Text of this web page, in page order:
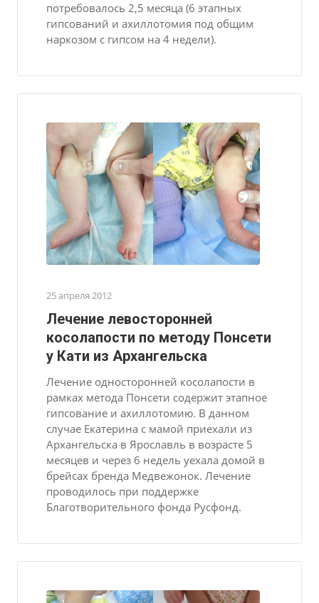
потребовалось 2,5 месяца (6 этапных
гипсований и ахиллотомия под общим
наркозом с гипсом на 4 недели).
25 апреля 2012
Лечение левосторонней
косолапости по методу Понсети
у Кати из Архангельска
Лечение односторонней косолапости в
рамках метода Понсети содержит этапное
гипсование и ахиллотомию. В данном
случае Екатерина с мамой приехали из
Архангельска в Ярославль в возрасте 5
месяцев и через 6 недель уехала домой в
брейсах бренда Медвежонок. Лечение
проводилось при поддержке
Благотворительного фонда Русфонд.